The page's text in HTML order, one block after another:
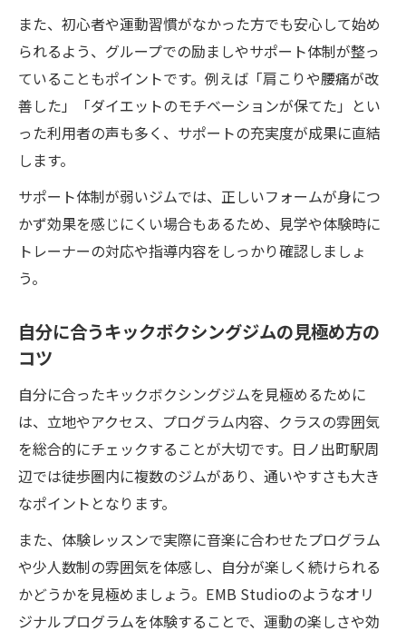
また、初心者や運動習慣がなかった方でも安心して始め
られるよう、グループでの励ましやサポート体制が整っ
ていることもポイントです。例えば「肩こりや腰痛が改
善した」「ダイエットのモチベーションが保てた」とい
った利用者の声も多く、サポートの充実度が成果に直結
します。
サポート体制が弱いジムでは、正しいフォームが身につ
かず効果を感じにくい場合もあるため、見学や体験時に
トレーナーの対応や指導内容をしっかり確認しましょ
う。
自分に合うキックボクシングジムの見極め方の
コツ
自分に合ったキックボクシングジムを見極めるために
は、立地やアクセス、プログラム内容、クラスの雰囲気
を総合的にチェックすることが大切です。日ノ出町駅周
辺では徒歩圏内に複数のジムがあり、通いやすさも大き
なポイントとなります。
また、体験レッスンで実際に音楽に合わせたプログラム
や少人数制の雰囲気を体感し、自分が楽しく続けられる
かどうかを見極めましょう。EMB Studioのようなオリ
ジナルプログラムを体験することで、運動の楽しさや効